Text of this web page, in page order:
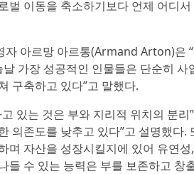
벌 이동을 축소하기보다 언제 어디
아르망 아르통(Armand Arton)은
가장 성공적인 인물들은 단순히
구축하고 있다”고 말했다.
있는 것은 부와 지리적 위치의 분
의존도를 낮추고 있다”고 설명했
며 자산을 성장시킬지에 있어 유연
들 수 있는 능력은 부를 보존하고